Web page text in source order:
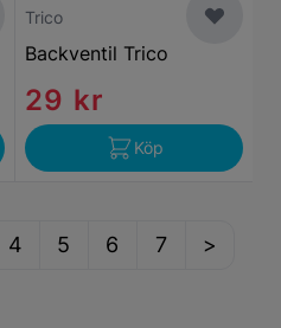
Trico
Backventil Trico
29 kr
Köp
4 5 6 7